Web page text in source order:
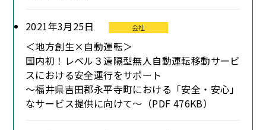
2021年3月25日 会社
＜地方創生×自動運転＞
国内初！レベル３遠隔型無人自動運転移動サービ
スにおける安全運行をサポート
～福井県吉田郡永平寺町における「安全・安心」
なサービス提供に向けて～（PDF 476KB）